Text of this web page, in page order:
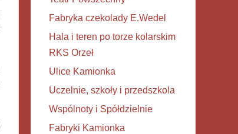
Fabryka czekolady E.Wedel
Hala i teren po torze kolarskim
RKS Orzeł
Ulice Kamionka
Uczelnie, szkoły i przedszkola
Wspólnoty i Spółdzielnie
Fabryki Kamionka